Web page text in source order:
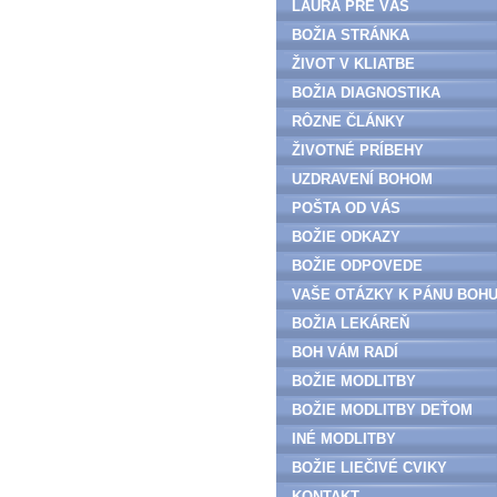
LAURA PRE VÁS
BOŽIA STRÁNKA
ŽIVOT V KLIATBE
BOŽIA DIAGNOSTIKA
RÔZNE ČLÁNKY
ŽIVOTNÉ PRÍBEHY
UZDRAVENÍ BOHOM
POŠTA OD VÁS
BOŽIE ODKAZY
BOŽIE ODPOVEDE
VAŠE OTÁZKY K PÁNU BOHU
BOŽIA LEKÁREŇ
BOH VÁM RADÍ
BOŽIE MODLITBY
BOŽIE MODLITBY DEŤOM
INÉ MODLITBY
BOŽIE LIEČIVÉ CVIKY